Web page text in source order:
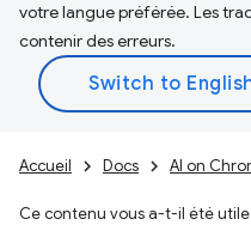
votre langue préférée. Les
contenir des erreurs.
Accueil Docs AI on
Ce contenu vous a-t-il été utile